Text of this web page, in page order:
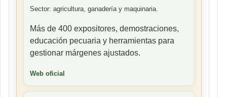
Sector: agricultura, ganadería y maquinaria.
Más de 400 expositores, demostraciones,
educación pecuaria y herramientas para
gestionar márgenes ajustados.
Web oficial